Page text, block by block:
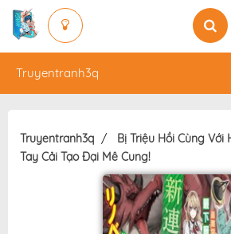
Truyentranh3q
Truyentranh3q
Bị Triệu Hồi Cùng Với
Tay Cải Tạo Đại Mê Cung!